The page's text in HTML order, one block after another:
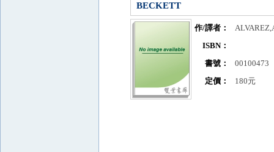
BECKETT
作/譯者：
ISBN：
書號：
00100473
定價：
180元